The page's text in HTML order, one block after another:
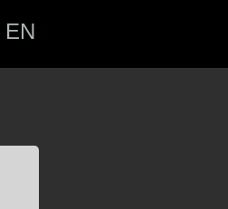
EN